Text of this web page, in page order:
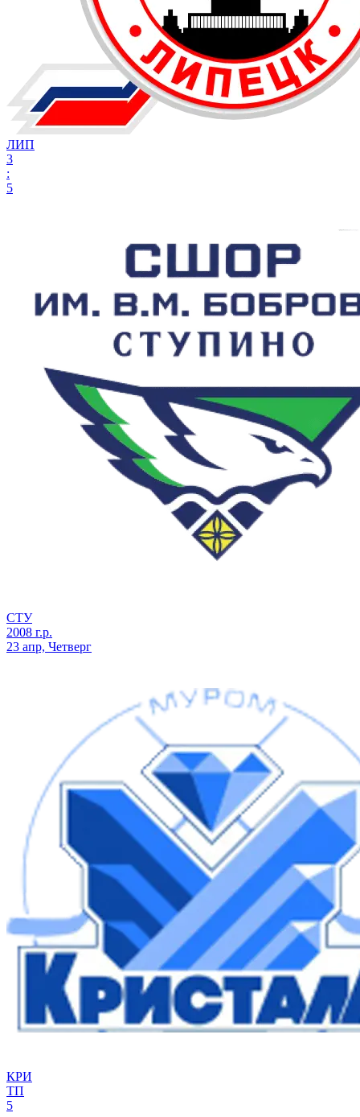
ЛИП
3
:
5
СТУ
2008 г.р.
23 апр, Четверг
КРИ
ТП
5